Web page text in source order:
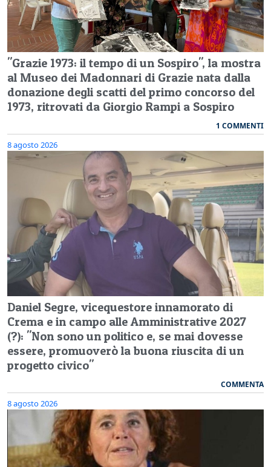
"Grazie 1973: il tempo di un Sospiro", la mostra
al Museo dei Madonnari di Grazie nata dalla
donazione degli scatti del primo concorso del
1973, ritrovati da Giorgio Rampi a Sospiro
1 COMMENTI
8 agosto 2026
Daniel Segre, vicequestore innamorato di
Crema e in campo alle Amministrative 2027
(?): "Non sono un politico e, se mai dovesse
essere, promuoverò la buona riuscita di un
progetto civico"
COMMENTA
8 agosto 2026